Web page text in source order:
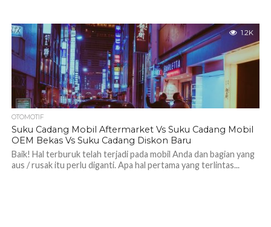
1.2K
OTOMOTIF
Suku Cadang Mobil Aftermarket Vs Suku Cadang Mobil
OEM Bekas Vs Suku Cadang Diskon Baru
Baik! Hal terburuk telah terjadi pada mobil Anda dan bagian yang
aus / rusak itu perlu diganti. Apa hal pertama yang terlintas...